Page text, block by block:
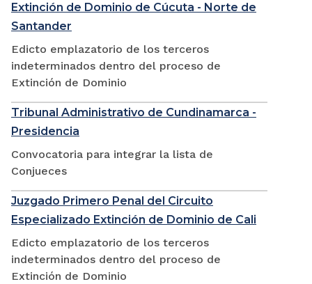
Extinción de Dominio de Cúcuta - Norte de
Santander
Edicto emplazatorio de los terceros
indeterminados dentro del proceso de
Extinción de Dominio
Tribunal Administrativo de Cundinamarca -
Presidencia
Convocatoria para integrar la lista de
Conjueces
Juzgado Primero Penal del Circuito
Especializado Extinción de Dominio de Cali
Edicto emplazatorio de los terceros
indeterminados dentro del proceso de
Extinción de Dominio